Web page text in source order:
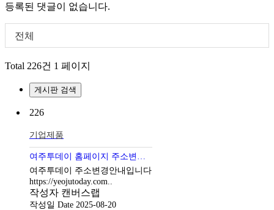
등록된 댓글이 없습니다.
전체
Total 226건 1 페이지
게시판 검색
226
기업제품
여주투데이 주소변경안내입니다
https://yeojutoday.com..
작성자 캔버스랩
작성일 Date 2025-08-20